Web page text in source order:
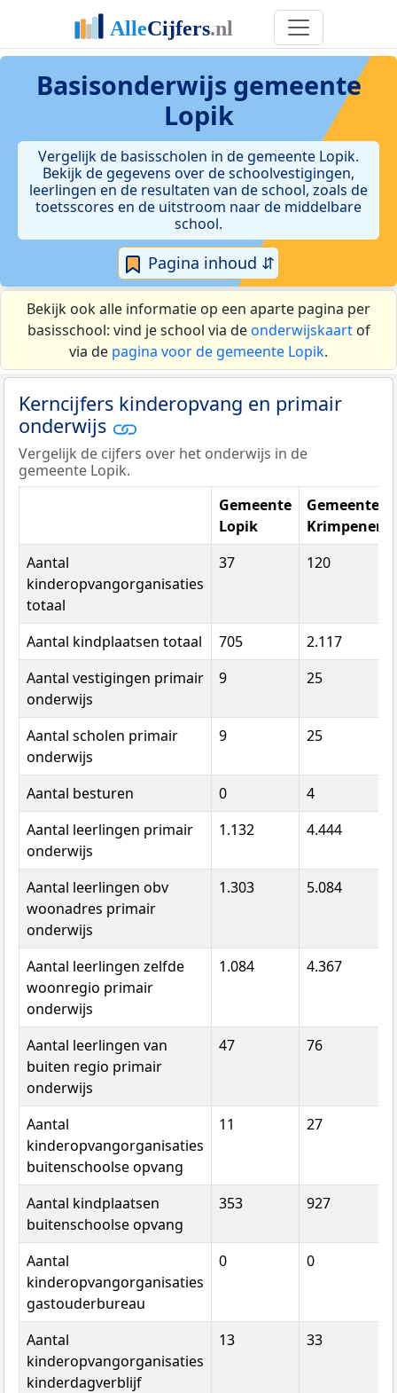
Basisonderwijs gemeente
Lopik
Vergelijk de basisscholen in de gemeente Lopik.
Bekijk de gegevens over de schoolvestigingen,
leerlingen en de resultaten van de school, zoals de
toetsscores en de uitstroom naar de middelbare
school.
Pagina inhoud ⇵
Bekijk ook alle informatie op een aparte pagina per
basisschool: vind je school via deonderwijskaartof
via de pagina voor de gemeente Lopik.
Kerncijfers kinderopvang en primair
onderwijs
Vergelijk de cijfers over het onderwijs in de
gemeente Lopik.
Gemeente
Lopik
Gemeente
Aantal
kinderopvangorganisaties
totaal
37 120
Aantal kindplaatsen totaal 705
2.117
Aantal vestigingen primair
onderwijs
9 25
Aantal scholen primair
onderwijs
9 25
Aantal besturen 0
4
Aantal leerlingen primair
onderwijs
1.132 4.444
Aantal leerlingen obv
woonadres primair
onderwijs
1.303 5.084
Aantal leerlingen zelfde
woonregio primair
onderwijs
1.084 4.367
Aantal leerlingen van
buiten regio primair
onderwijs
47 76
Aantal
kinderopvangorganisaties
buitenschoolse opvang
11 27
Aantal kindplaatsen
buitenschoolse opvang
353 927
Aantal
kinderopvangorganisaties
gastouderbureau
0 0
Aantal
kinderopvangorganisaties
kinderdagverblijf
13 33